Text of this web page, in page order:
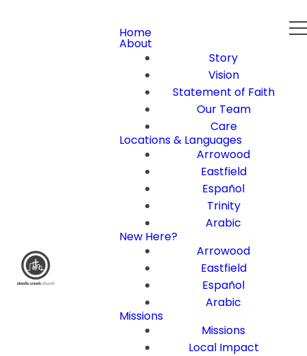
Home
About
Story
Vision
Statement of Faith
Our Team
Care
Locations & Languages
Arrowood
Eastfield
Español
Trinity
Arabic
New Here?
Arrowood
Eastfield
Español
Arabic
Missions
Missions
Local Impact